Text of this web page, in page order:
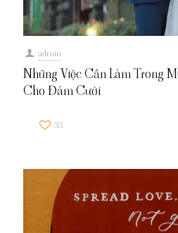
admin
Những Việc Cần Làm Trong
Cho Đám Cưới
33